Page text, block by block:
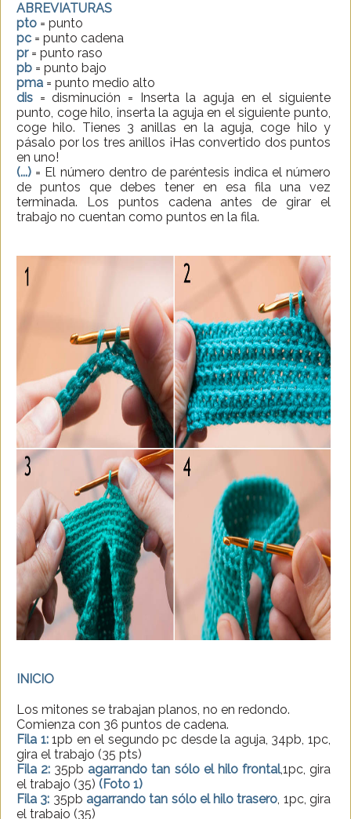
ABREVIATURAS
pto = punto
pc = punto cadena
pr= punto raso
pb = punto bajo
pma = punto medio alto
dis = disminución = Inserta la aguja en el siguiente
punto, coge hilo, inserta la aguja en el siguiente punto,
coge hilo. Tienes 3 anillas en la aguja, coge hilo y
pásalo por los tres anillos ¡Has convertido dos puntos
en uno!
(...) = El número dentro de paréntesis indica el número
de puntos que debes tener en esa fila una vez
terminada. Los puntos cadena antes de girar el
trabajo no cuentan como puntos en la fila.
INICIO
Los mitones se trabajan planos, no en redondo.
Comienza con 36 puntos de cadena.
Fila 1:1pb en el segundo pc desde la aguja, 34pb, 1pc,
gira el trabajo (35 pts)
Fila 2: 35pb agarrando tan sólo el hilo frontal,1pc, gira
el trabajo (35) (Foto 1)
Fila 3: 35pb agarrando tan sólo el hilo trasero, 1pc, gira
el trabajo (35)